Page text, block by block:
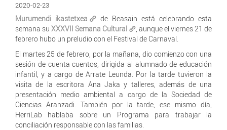
2020-02-23
Murumendi ikastetxea
de Beasain está celebrando esta
semana suXXXVII Semana Cultural
, aunque el viernes 21 de
febrero hubo un preludio con el Festival de Carnaval.
El martes 25 de febrero, por la mañana, dio comienzo con una
sesión de cuenta cuentos, dirigida al alumnado de educación
infantil, y a cargo de Arrate Leunda. Por la tarde tuvieron la
visita de la escritora Ana Jaka y talleres, además de una
presentación medio ambiental a cargo de la Sociedad de
Ciencias Aranzadi. También por la tarde, ese mismo día,
HerriLab hablaba sobre un Programa para trabajar la
conciliación responsable con las familias.